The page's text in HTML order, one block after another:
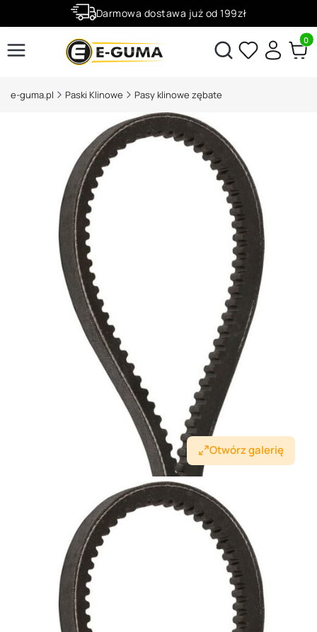
Darmowa dostawa już od 199zł
Rabaty -50% na wybrane produktyOtwórz wyszukiwarkę
e-guma.pl Paski Klinowe Pasy klinowe zębate
Otwórz galerię